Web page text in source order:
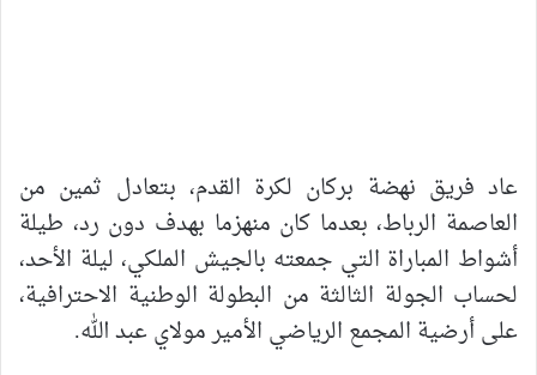
عاد فريق نهضة بركان لكرة القدم، بتعادل ثمين من
العاصمة الرباط، بعدما كان منهزما بهدف دون رد، طيلة
أشواط المباراة التي جمعته بالجيش الملكي، ليلة الأحد،
لحساب الجولة الثالثة من البطولة الوطنية الاحترافية،
على أرضية المجمع الرياضي الأمير مولاي عبد الله.